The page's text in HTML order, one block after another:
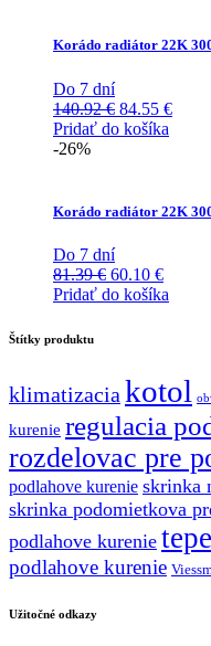
Korádo radiátor 22K
Do 7 dní
140.92€ Pôvodná
cena
84.55 €
Pridať do košíka
-26%
Korádo radiátor 22K
Do 7 dní
81.39€ Pôvodná
cena
60.10 €
cena
Pridať do košíka
Štítky produktu
klimatizacia kotol
kurenie regulacia
rozdelovac pre
podlahove kurenie skrinka
skrinka podomietkova
podlahove kurenie
podlahove kurenie
Užitočné odkazy